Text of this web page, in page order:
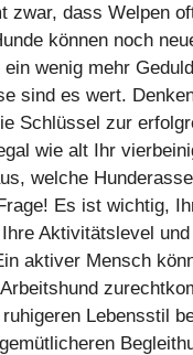
zwar, dass Welpen
können noch
wenig mehr
sind es wert.
Schlüssel zur
wie alt Ihr
welche
Es ist wichtig,
Aktivitätslevel
aktiver Mensch
Lebensstil